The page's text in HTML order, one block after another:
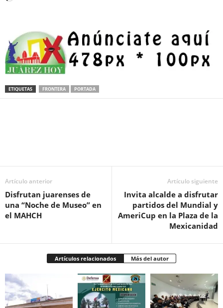
ETIQUETAS FRONTERA PORTADA
Artículo anterior
Disfrutan juarenses de
una “Noche de Museo” en
el MAHCH
Artículo siguiente
Invita alcalde a disfrutar
partidos del Mundial y
AmeriCup en la Plaza de la
Mexicanidad
Artículos relacionados Más del autor